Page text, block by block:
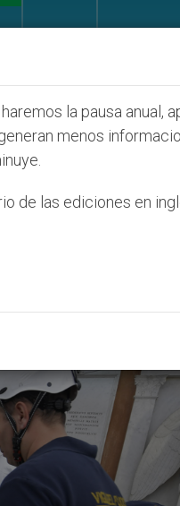
ONU se pronuncia
la pausa anual,
menos
de las ediciones en